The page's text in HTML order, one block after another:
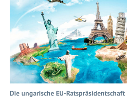
Die ungarische EU-